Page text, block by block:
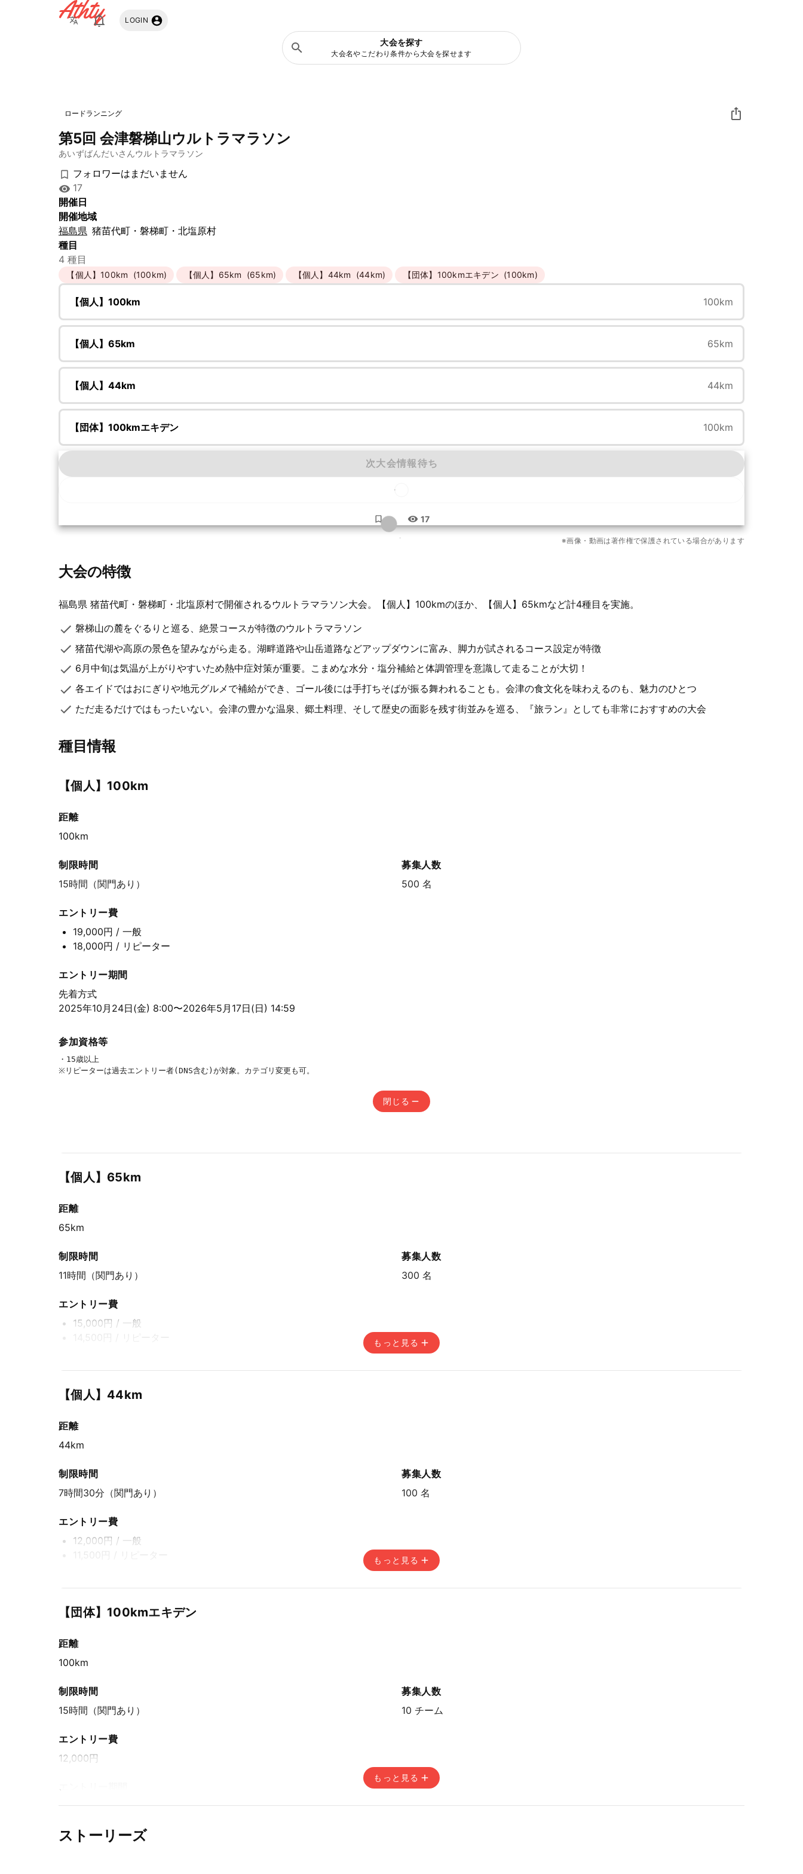
Athty LOGIN
大会を探す
大会名やこだわり条件から大会を探せます
ロードランニング
第5回 会津磐梯山ウルトラマラソン
あいずばんだいさんウルトラマラソン
フォロワーはまだいません
17
開催日
開催地域
福島県 猪苗代町・磐梯町・北塩原村
種目
4 種目
【個人】100km (100km) 【個人】65km (65km) 【個人】44km (44km) 【団体】100kmエキデン (100km)
【個人】100km 100km
【個人】65km 65km
【個人】44km 44km
【団体】100kmエキデン 100km
次大会情報待ち
... 17
もっと見る
22枚
※画像・動画は著作権で保護されている場合があります
大会の特徴
福島県 猪苗代町・磐梯町・北塩原村で開催されるウルトラマラソン大会。【個人】100kmのほか、【個人】65kmなど計4種目を実施。
磐梯山の麓をぐるりと巡る、絶景コースが特徴のウルトラマラソン
猪苗代湖や高原の景色を望みながら走る。湖畔道路や山岳道路などアップダウンに富み、脚力が試されるコース設定が特徴
6月中旬は気温が上がりやすいため熱中症対策が重要。こまめな水分・塩分補給と体調管理を意識して走ることが大切！
各エイドではおにぎりや地元グルメで補給ができ、ゴール後には手打ちそばが振る舞われることも。会津の食文化を味わえるのも、魅力のひとつ
ただ走るだけではもったいない。会津の豊かな温泉、郷土料理、そして歴史の面影を残す街並みを巡る、『旅ラン』としても非常におすすめの大会
種目情報
【個人】100km
距離
100km
制限時間
15時間（関門あり）
募集人数
500 名
エントリー費
19,000円 / 一般
18,000円 / リピーター
エントリー期間
先着方式
2025年10月24日(金) 8:00〜2026年5月17日(日) 14:59
参加資格等
・15歳以上
閉じる
【個人】65km
距離
65km
制限時間
11時間（関門あり）
募集人数
300 名
エントリー費
15,000円 / 一般
/ リピーター
先着方式
2025年10月24日(金) 8:00〜2026年5月17日(日) 14:59
もっと見る
【個人】44km
距離
44km
制限時間
7時間30分（関門あり）
募集人数
100 名
エントリー費
12,000円 / 一般
/ リピーター
先着方式
2025年10月24日(金) 8:00〜2026年5月17日(日) 14:59
もっと見る
【団体】100kmエキデン
距離
100km
制限時間
15時間（関門あり）
募集人数
10 チーム
エントリー費
12,000円
エントリー期間
先着方式
もっと見る
ストーリーズ